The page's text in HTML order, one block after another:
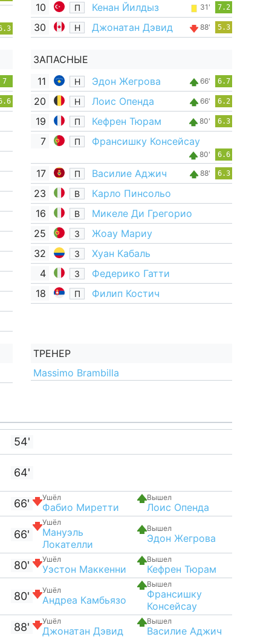
7
10 П Кенан Йилдыз 31' 7.2
30 Н Джонатан Дэвид 88' 5.3
ЗАПАСНЫЕ
11
Н Эдон Жегрова 66' 6.7
20 Н Лоис Опенда 66' 6.2
19 П Кефрен Тюрам 80' 6.3
7 П Франсишку Консейсау
80' 6.6
17 П Василие Аджич 88' 6.3
23 В
Карло Пинсольо
16
В
Микеле Ди Грегорио
25
З
Жоау Мариу
32
З
Хуан Кабаль
4
З
Федерико Гатти
18
П Филип Костич
ТРЕНЕР
Massimo Brambilla
54'
64'
66' Ушёл
Фабио Миретти
Вышел
Лоис Опенда
66'
Ушёл
Мануэль
Локателли
Вышел
Эдон Жегрова
80' Ушёл
Уэстон Маккенни
Вышел
Кефрен Тюрам
80' Ушёл
Андреа Камбьязо
Вышел
Франсишку
Консейсау
88' Ушёл
Джонатан Дэвид
Вышел
Василие Аджич